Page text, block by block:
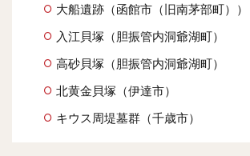
大船遺跡（函館市（旧南茅部町））
入江貝塚（胆振管内洞爺湖町）
高砂貝塚（胆振管内洞爺湖町）
北黄金貝塚（伊達市）
キウス周堤墓群（千歳市）